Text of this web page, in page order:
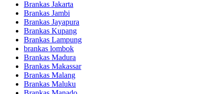
Brankas Jakarta
Brankas Jambi
Brankas Jayapura
Brankas Kupang
Brankas Lampung
brankas lombok
Brankas Madura
Brankas Makassar
Brankas Malang
Brankas Maluku